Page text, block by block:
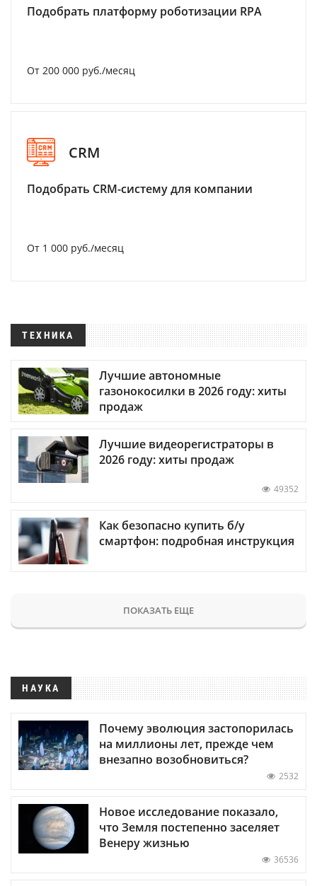
Подобрать платформу роботизации RPA
От 200 000 руб./месяц
CRM
Подобрать CRM-систему для компании
От 1 000 руб./месяц
ТЕХНИКА
Лучшие автономные
газонокосилки в 2026 году: хиты
продаж
Лучшие видеорегистраторы в
2026 году: хиты продаж
49352
Как безопасно купить б/у
смартфон: подробная инструкция
ПОКАЗАТЬ ЕЩЕ
НАУКА
Почему эволюция застопорилась
на миллионы лет, прежде чем
внезапно возобновиться?
2532
Новое исследование показало,
что Земля постепенно заселяет
Венеру жизнью
36536